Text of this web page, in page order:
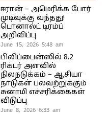
ஈரான் – அமெரிக்க போர்
முடிவுக்கு வந்தது!
டொனால்ட் டிரம்ப்
அறிவிப்பு
June 15, 2026 5:48 am
பிலிப்பைன்ஸில் 8.2
ரிக்டர் அளவில்
நிலநடுக்கம் – ஆசியா
நாடுகள் பலவற்றுக்கும்
சுனாமி எச்சரிக்கைகள்
விடுப்பு
June 8, 2026 6:33 am